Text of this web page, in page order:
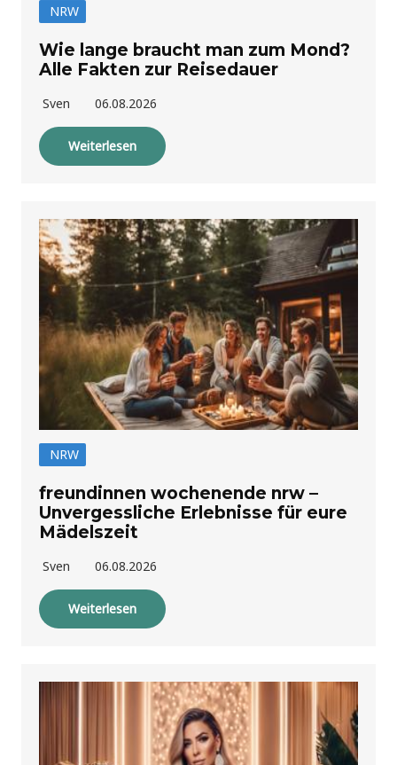
NRW
Wie lange braucht man zum Mond?
Alle Fakten zur Reisedauer
Sven 06.08.2026
Weiterlesen
NRW
freundinnen wochenende nrw –
Unvergessliche Erlebnisse für eure
Mädelszeit
Sven 06.08.2026
Weiterlesen